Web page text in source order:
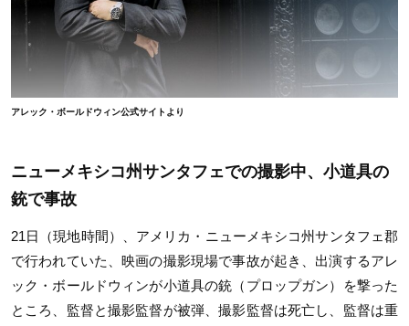
アレック・ボールドウィン公式サイトより
ニューメキシコ州サンタフェでの撮影中、小道具の
銃で事故
21日（現地時間）、アメリカ・ニューメキシコ州サンタフェ郡
で行われていた、映画の撮影現場で事故が起き、出演するアレ
ック・ボールドウィンが小道具の銃（プロップガン）を撃った
ところ、監督と撮影監督が被弾、撮影監督は死亡し、監督は重